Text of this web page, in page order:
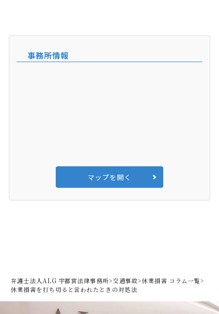
事務所情報
マップを開く
弁護士法人ALG 宇都宮法律事務所>交通事故>休業損害 コラム一覧>
休業損害を打ち切ると言われたときの対処法